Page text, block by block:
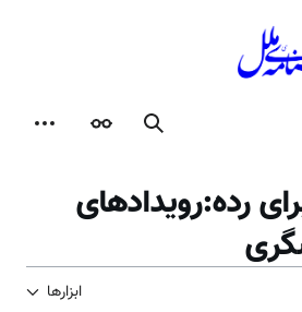
جستجوظاهر
رده:رویدادهای
ابزارها